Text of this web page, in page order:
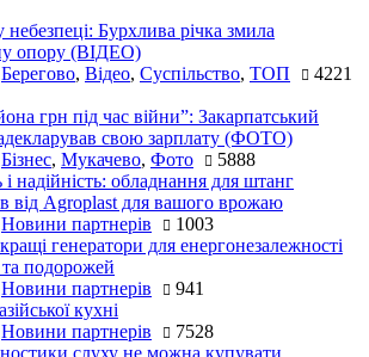
небезпеці: Бурхлива річка змила
опору (ВІДЕО)
Берегово, Відео, Суспільство, ТОП 4221
грн під час війни”: Закарпатський
свою зарплату (ФОТО)
Бізнес, Мукачево, Фото
5888
надійність: обладнання для штанг
від Agroplast для вашого врожаю
Новини партнерів
1003
генератори для енергонезалежності
та подорожей
Новини партнерів
941
кухні
Новини партнерів
7528